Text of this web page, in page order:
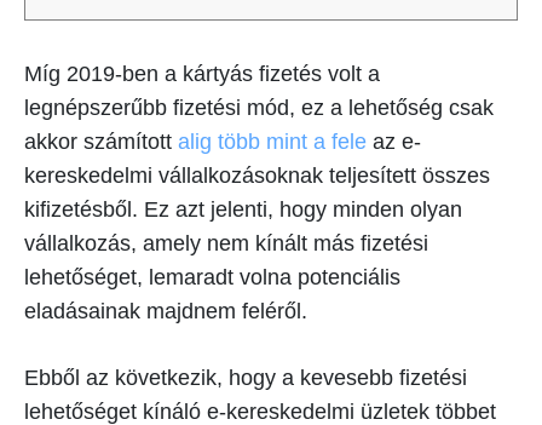
Míg 2019-ben a kártyás fizetés volt a
legnépszerűbb fizetési mód, ez a lehetőség csak
akkor számított alig több mint a fele az e-
kereskedelmi vállalkozásoknak teljesített összes
kifizetésből. Ez azt jelenti, hogy minden olyan
vállalkozás, amely nem kínált más fizetési
lehetőséget, lemaradt volna potenciális
eladásainak majdnem feléről.
Ebből az következik, hogy a kevesebb fizetési
lehetőséget kínáló e-kereskedelmi üzletek többet